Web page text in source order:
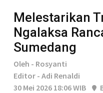
Melestarikan
Ngalaksa
Sumedang
Oleh - Rosyanti
Editor - Adi Renaldi
30 Mei 2026 18:06 WIB